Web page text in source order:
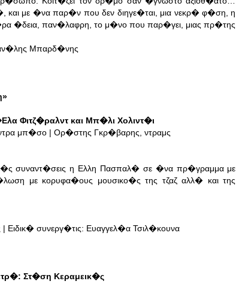
με �να παρ�ν που δεν διηγε�ται, μια νεκρ� φ�ση, η
�δεια, παν�λαφρη, το μ�νο που παρ�γει, μιας πρ�της
Μπαρδ�νης
Φιτζ�ραλντ και Μπ�λι Χολιντ�ι
μπ�σο | Ορ�στης Γκρ�βαρης, ντραμς
συναντ�σεις η Ελλη Πασπαλ� σε �να πρ�γραμμα με
με κορυφα�ους μουσικο�ς της τζαζ αλλ� και της
συνεργ�τις: Ευαγγελ�α Τσιλ�κουνα
Στ�ση Κεραμεικ�ς